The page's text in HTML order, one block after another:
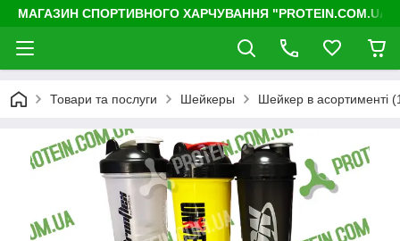
МАГАЗИН СПОРТИВНОГО ХАРЧУВАННЯ "PROTEIN.COM.UA"
Товари та послуги Шейкеры Шейкер в асортименті